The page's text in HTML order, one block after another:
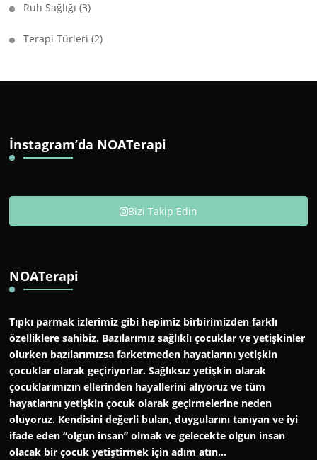
Ruh Sağlığı (3)
Terapi Türleri (2)
İnstagram’da NOATerapi
Bizi Takip Edin
NOATerapi
Tıpkı parmak izlerimiz gibi hepimiz birbirimizden farklı
özelliklere sahibiz. Bazılarımız sağlıklı çocuklar ve yetişkinler
olurken bazılarımızsa farketmeden hayatlarını yetişkin
çocuklar olarak geçiriyorlar. Sağlıksız yetişkin olarak
çocuklarımızın ellerinden hayallerini alıyoruz ve tüm
hayatlarını yetişkin çocuk olarak geçirmelerine neden
oluyoruz. Kendisini değerli bulan, duygularını tanıyan ve iyi
ifade eden “olgun insan” olmak ve gelecekte olgun insan
olacak bir çocuk yetiştirmek için adım atın…